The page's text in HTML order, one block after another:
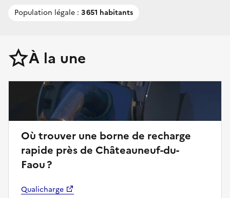
Population légale : 3 651 habitants
À la une
Où trouver une borne de recharge
rapide près de Châteauneuf-du-
Faou ?
Qualicharge